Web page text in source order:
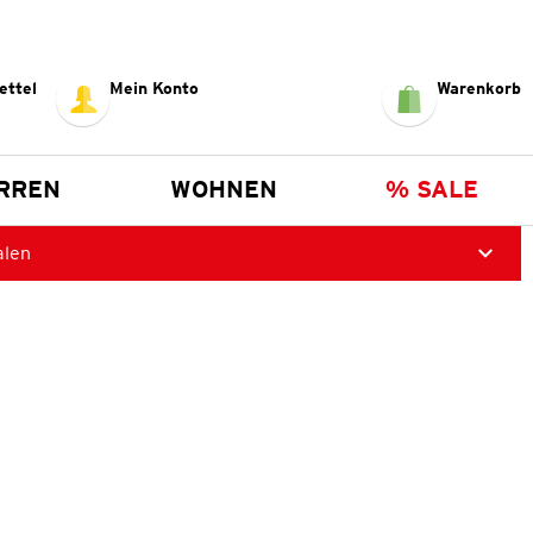
Mein Konto Warenkorb
WOHNEN % SALE